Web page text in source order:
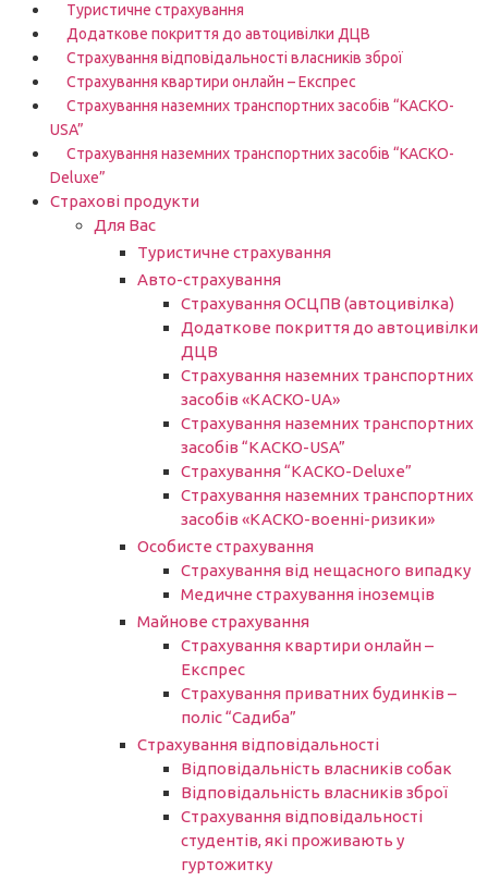
Туристичне страхування
Додаткове покриття до автоцивілки ДЦВ
Страхування відповідальності власників зброї
Страхування квартири онлайн – Експрес
Страхування наземних транспортних засобів “КАСКО-
USA”
Страхування наземних транспортних засобів “КАСКО-
Deluxe”
Страхові продукти
Для Вас
Туристичне страхування
Авто-страхування
Страхування ОСЦПВ (автоцивілка)
Додаткове покриття до автоцивілки
ДЦВ
Страхування наземних транспортних
засобів «КАСКО-UA»
Страхування наземних транспортних
засобів “КАСКО-USA”
Страхування “КАСКО-Deluxe”
Страхування наземних транспортних
засобів «КАСКО-военні-ризики»
Особисте страхування
Страхування від нещасного випадку
Медичне страхування іноземців
Майнове страхування
Страхування квартири онлайн –
Експрес
Страхування приватних будинків –
поліс “Садиба”
Страхування відповідальності
Відповідальність власників собак
Відповідальність власників зброї
Страхування відповідальності
студентів, які проживають у
гуртожитку